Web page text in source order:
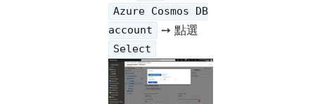
Azure Cosmos DB
account
➙ 點選
Select